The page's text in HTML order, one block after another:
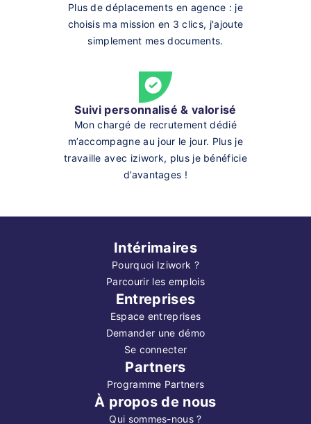
Plus de déplacements en agence : je
choisis ma mission en 3 clics, j'ajoute
simplement mes documents.
Suivi personnalisé & valorisé
Mon chargé de recrutement dédié
m’accompagne au jour le jour. Plus je
travaille avec iziwork, plus je bénéficie
d’avantages !
Intérimaires
Pourquoi Iziwork ?
Parcourir les emplois
Entreprises
Espace entreprises
Demander une démo
Se connecter
Partners
Programme Partners
À propos de nous
Qui sommes-nous ?